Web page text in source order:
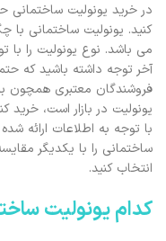
در خرید یونولیت ساختمانی
کنید. یونولیت ساختمانی با
می باشد. نوع یونولیت را با
آخر توجه داشته باشید که
فروشندگان معتبری همچون
یونولیت در بازار است، خرید
با توجه به اطلاعات ارائه
ساختمانی را با یکدیگر
انتخاب کنید.
کدام یونولیت